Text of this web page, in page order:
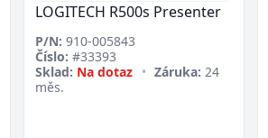
LOGITECH R500s Presenter
P/N: 910-005843
Číslo: #33393
Sklad: Na dotaz • Záruka: 24
měs.